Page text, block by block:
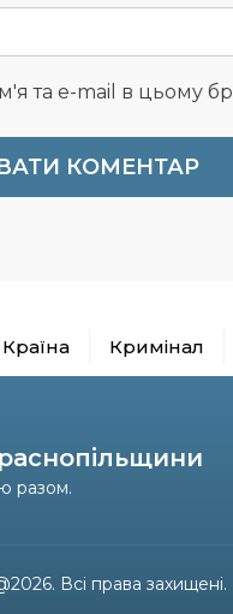
та e-mail в цьому
Країна Кримінал
разом.
Всі права захищені.